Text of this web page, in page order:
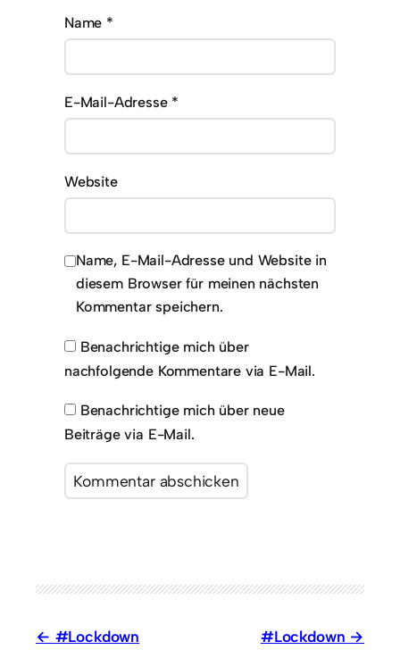
Name *
E-Mail-Adresse *
Website
Name, E-Mail-Adresse und Website in
diesem Browser für meinen nächsten
Kommentar speichern.
Benachrichtige mich über
nachfolgende Kommentare via E-Mail.
Benachrichtige mich über neue
Beiträge via E-Mail.
#Lockdown #Lockdown